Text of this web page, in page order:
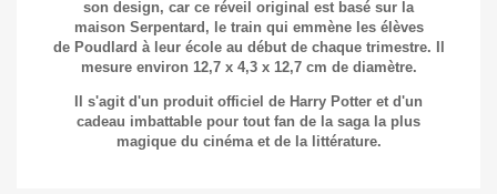
son design, car ce réveil original est basé sur la
maison Serpentard, le train qui emmène les élèves
dePoudlard à leur école au début de chaque trimestre.
mesure environ 12,7 x 4,3 x 12,7 cm de diamètre.
Il s'agit d'un produit officiel de Harry Potter et d'un
cadeau imbattable pour tout fan de la saga la plus
magique du cinéma et de la littérature.